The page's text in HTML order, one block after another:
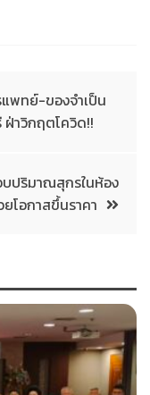
พทย์-ของจำเป็น
าวิกฤตโควิด!!
ปริมาณสุกรในห้อง
โอกาสขึ้นราคา